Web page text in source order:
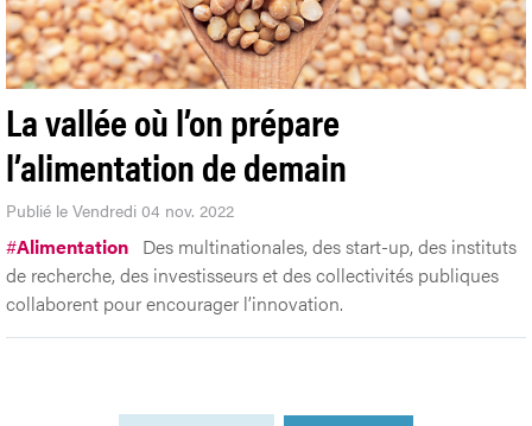
La vallée où l’on prépare
l’alimentation de demain
Publié le Vendredi 04 nov. 2022
#Alimentation Des multinationales, des start-up, des instituts
de recherche, des investisseurs et des collectivités publiques
collaborent pour encourager l’innovation.